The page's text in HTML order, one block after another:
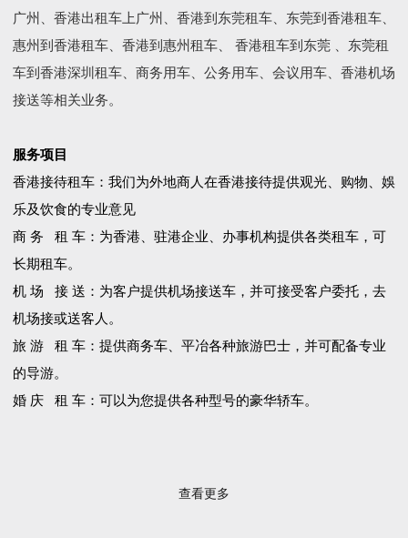
广州、香港出租车上广州、香港到东莞租车、东莞到香港租车、
惠州到香港租车、香港到惠州租车、 香港租车到东莞 、东莞租
车到香港深圳租车、商务用车、公务用车、会议用车、香港机场
接送等相关业务。
服务项目
香港接待租车：我们为外地商人在香港接待提供观光、购物、娛
乐及饮食的专业意见
商 务 租 车：为香港、驻港企业、办事机构提供各类租车，可
长期租车。
机 场 接 送：为客户提供机场接送车，并可接受客户委托，去
机场接或送客人。
旅 游 租 车：提供商务车、平冶各种旅游巴士，并可配备专业
的导游。
婚 庆 租 车：可以为您提供各种型号的豪华轿车。
查看更多